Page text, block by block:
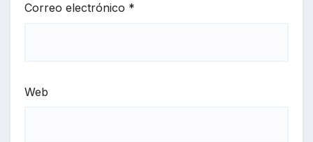
Correo electrónico *
Web